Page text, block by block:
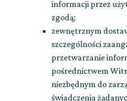
informacji przez
zgodą;
zewnętrznym
szczególności
przetwarzanie
pośrednictwem
niezbędnym do
świadczenia